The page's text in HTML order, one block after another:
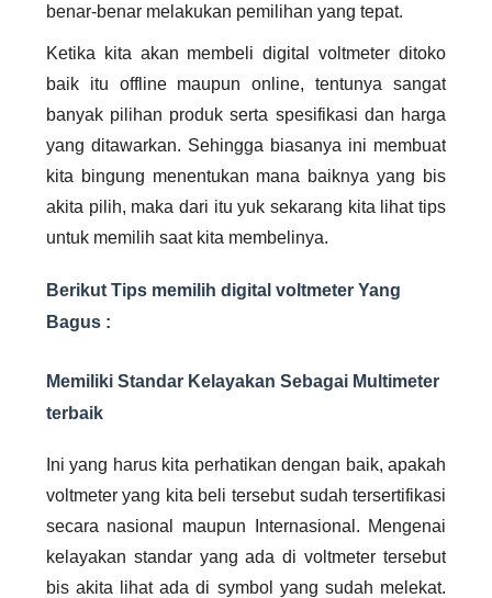
benar-benar melakukan pemilihan yang tepat.
Ketika kita akan membelidigital voltmeter ditoko
baik itu offline maupun online, tentunya sangat
banyak pilihan produk serta spesifikasi dan harga
yang ditawarkan. Sehingga biasanya ini membuat
kita bingung menentukan mana baiknya yang bis
akita pilih, maka dari itu yuk sekarang kita lihat tips
untuk memilih saat kita membelinya.
Berikut Tips memilih digital voltmeter Yang
Bagus :
Memiliki Standar Kelayakan Sebagai Multimeter
terbaik
Ini yang harus kita perhatikan dengan baik, apakah
voltmeter yang kita beli tersebut sudah tersertifikasi
secara nasional maupun Internasional. Mengenai
kelayakan standar yang ada di voltmeter tersebut
bis akita lihat ada di symbol yang sudah melekat.